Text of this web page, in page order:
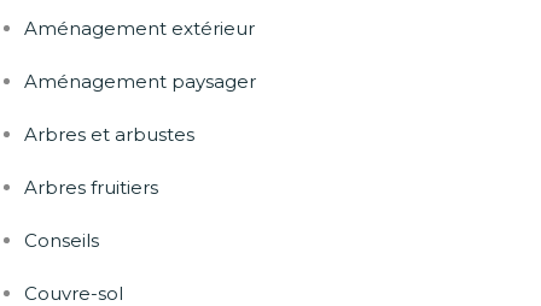
Aménagement extérieur
Aménagement paysager
Arbres et arbustes
Arbres fruitiers
Conseils
Couvre-sol